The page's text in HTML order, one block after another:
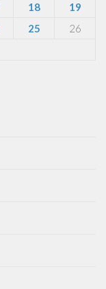
18
19
25
26